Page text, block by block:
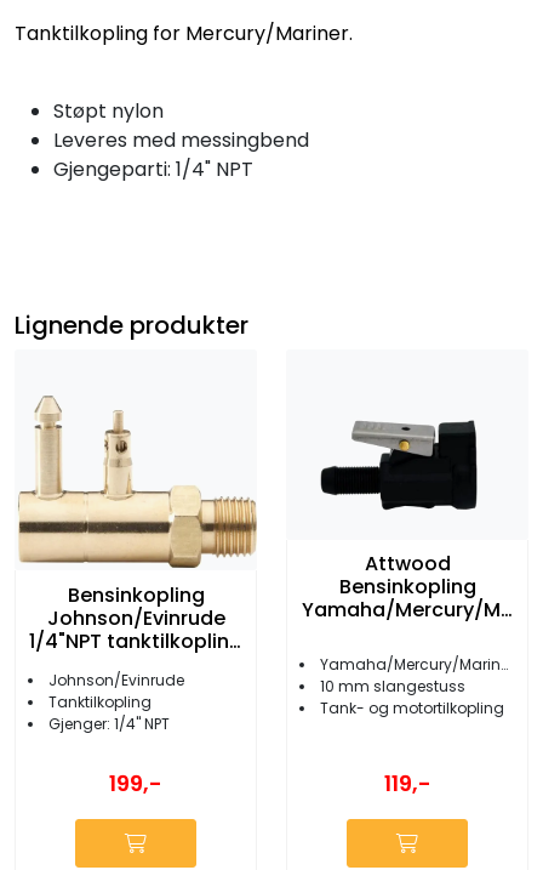
Tanktilkopling for Mercury/Mariner.
Støpt nylon
Leveres med messingbend
Gjengeparti: 1/4" NPT
Lignende produkter
Bensinkopling
Johnson/Evinrude
1/4"NPT tanktilkopling
Johnson/Evinrude
Tanktilkopling
Gjenger: 1/4'' NPT
199,-
Attwood
Bensinkopling
Yamaha/Mercury/Ma
Yamaha/Mercury/Mariner/Honda
10 mm slangestuss
Tank- og motortilkopling
119,-